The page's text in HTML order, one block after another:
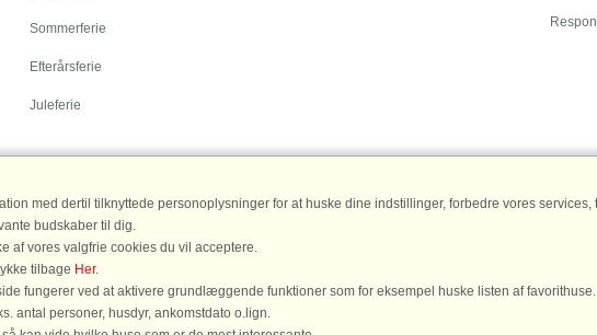
Sommerferie
Efterårsferie
Juleferie
Vesterhavet|Sommerhus Bornholm|Sommerhus Blåvand
i Norge
med dertil tilknyttede personoplysninger for at huske dine indstillinger, forbedre vores services,
budskaber til dig.
af vores valgfrie cookies du vil acceptere.
tilbage Her.
fungerer ved at aktivere grundlæggende funktioner som for eksempel huske listen af favorithuse.
antal personer, husdyr, ankomstdato o.lign.